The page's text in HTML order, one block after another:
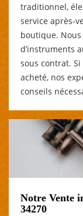
traditionnel,
service après-
boutique.
d’instruments
sous contrat.
acheté, nos
conseils
Notre Vente
34270